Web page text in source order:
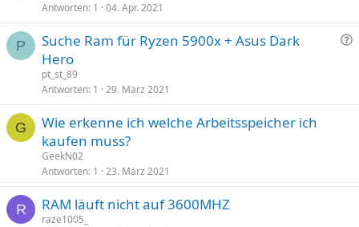
g
e
Antworten 1 04. Apr. 2021
P
F
e
Suche Ram für Ryzen 5900x + Asus Dark
Hero
pt_st_89
Antworten 1 29. März 2021
G
Wie erkenne ich welche Arbeitsspeicher ich
kaufen muss?
GeekN02
Antworten 1 23. März 2021
R RAM läuft nicht auf 3600MHZ
raze1005_